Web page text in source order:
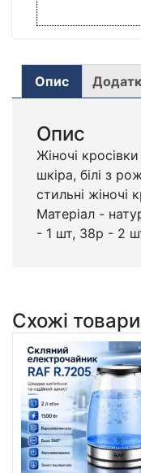
Опис
Опис
Жіночі
шкіра, білі з
стильні жіночі
Матеріал -
- 1 шт, 38р -
Схожі товари